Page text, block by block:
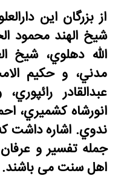
از بزرگان این
شيخ الهند محمود
الله دهلوي، شيخ
مدني، و حكيم
عبدالقادر
انورشاه كشميري،
ندوي. اشاره داشت
جمله تفسیر و
اهل سنت می باشند.